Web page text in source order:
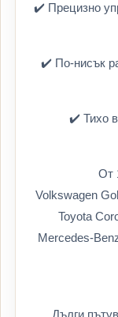
✔️ Прецизно
✔️ По-нисък
✔️ Тихо
От
Volkswagen
Toyota
Mercedes-
Дълги